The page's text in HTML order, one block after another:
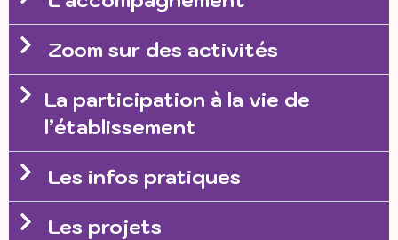
Zoom sur des activités
La participation à la vie de
l’établissement
Les infos pratiques
Les projets